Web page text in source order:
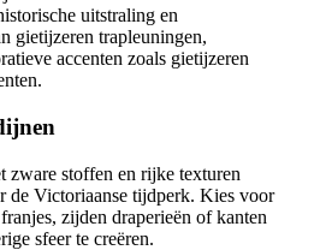
uitstraling en
gietijzeren trapleuningen,
accenten zoals gietijzeren
zware stoffen en rijke texturen
de Victoriaanse tijdperk. Kies voor
zijden draperieën of kanten
sfeer te creëren.